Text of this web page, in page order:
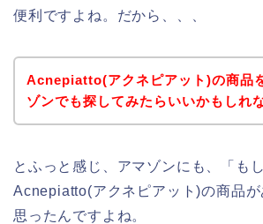
便利ですよね。だから、、、
Acnepiatto(アクネピアット)の商品
ゾンでも探してみたらいいかもしれ
とふっと感じ、アマゾンにも、「も
Acnepiatto(アクネピアット)の商品が
思ったんですよね。